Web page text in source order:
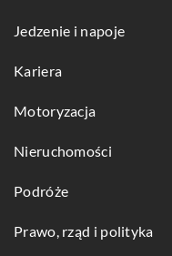
Jedzenie i napoje
Kariera
Motoryzacja
Nieruchomości
Podróże
Prawo, rząd i polityka